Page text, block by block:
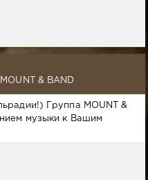
& BAND
Группа MOUNT &
музыки к Вашим